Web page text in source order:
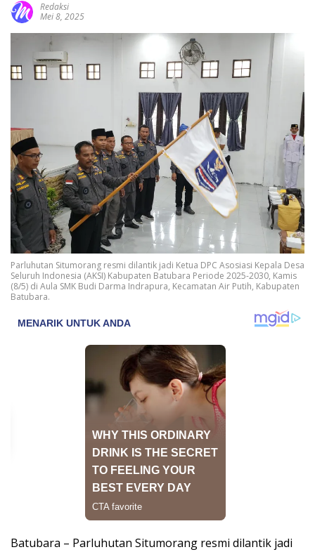
Redaksi
Mei 8, 2025
Parluhutan Situmorang resmi dilantik jadi Ketua DPC Asosiasi Kepala Desa
Seluruh Indonesia (AKSI) Kabupaten Batubara Periode 2025-2030, Kamis
(8/5) di Aula SMK Budi Darma Indrapura, Kecamatan Air Putih, Kabupaten
Batubara.
Batubara – Parluhutan Situmorang resmi dilantik jadi